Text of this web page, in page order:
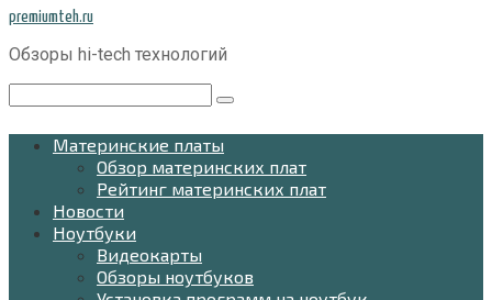
Перейти
контенту
premiumteh.ru
Обзоры hi-tech технологий
Материнские платы
Обзор материнских плат
Рейтинг материнских плат
Новости
Ноутбуки
Видеокарты
Обзоры ноутбуков